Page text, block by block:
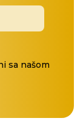
sa našom